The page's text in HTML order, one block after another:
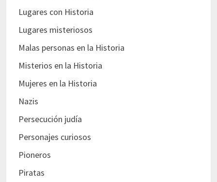
Lugares con Historia
Lugares misteriosos
Malas personas en la Historia
Misterios en la Historia
Mujeres en la Historia
Nazis
Persecución judía
Personajes curiosos
Pioneros
Piratas